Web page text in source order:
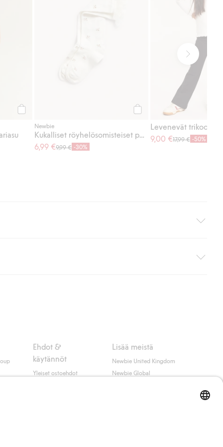
Newbie
Kukalliset röyhelösomisteiset polvisukat
6,99 €9,99 € -30%
Levenevät
9,00 €17,99 € -50%
(ei koske kotiinkuljetusta). Toimituskulut
Ehdot &
käytännöt
Yleiset ostoehdot
Lisää meistä
Newbie United Kingdom
Newbie Global